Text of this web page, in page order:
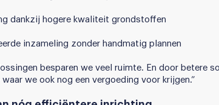
dankzij hogere kwaliteit grondstoffen
inzameling zonder handmatig plannen
besparen we veel ruimte. En door betere
we ook nog een vergoeding voor krijgen.”